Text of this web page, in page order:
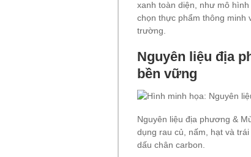
xanh toàn diện, như mô hình
chọn thực phẩm thông minh
trường.
Nguyên liệu địa
bền vững
Nguyên liệu địa phương &
dụng rau củ, nấm, hạt và
dấu chân carbon.